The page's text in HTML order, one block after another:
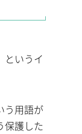
というイ
う用語が
保護した